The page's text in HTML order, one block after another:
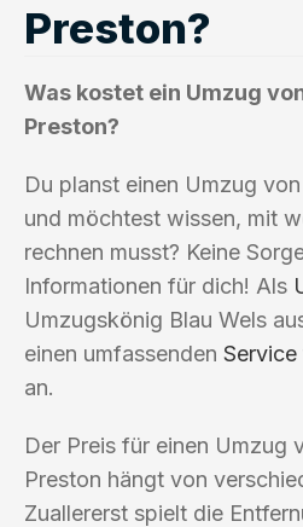
Preston?
Was kostet ein Umzug
Preston?
Du planst einen Umzug
und möchtest wissen, mit
rechnen musst? Keine
Informationen für dich! Als
Umzugskönig Blau Wels
einen umfassenden Service
an.
Der Preis für einen Umzug
Preston hängt von
Zuallererst spielt die